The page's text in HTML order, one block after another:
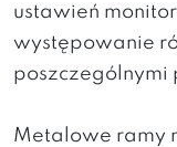
ustawień
występowanie
poszczególnymi
Metalowe ramy